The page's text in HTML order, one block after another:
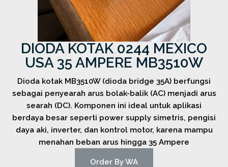
DIODA KOTAK 0244 MEXICO
USA 35 AMPERE MB3510W
Dioda kotak MB3510W (dioda bridge 35A) berfungsi
sebagai penyearah arus bolak-balik (AC) menjadi arus
searah (DC). Komponen ini ideal untuk aplikasi
berdaya besar seperti power supply simetris, pengisi
daya aki, inverter, dan kontrol motor, karena mampu
menahan beban arus hingga 35 Ampere
Order By WA